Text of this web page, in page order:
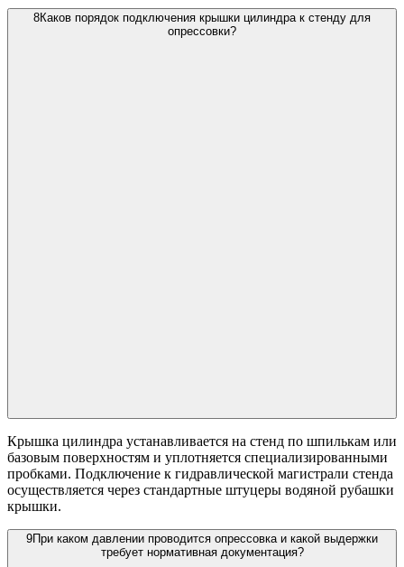
8Каков порядок подключения крышки цилиндра к стенду для
опрессовки?
Крышка цилиндра устанавливается на стенд по шпилькам или
базовым поверхностям и уплотняется специализированными
пробками. Подключение к гидравлической магистрали стенда
осуществляется через стандартные штуцеры водяной рубашки
крышки.
9При каком давлении проводится опрессовка и какой выдержки
требует нормативная документация?